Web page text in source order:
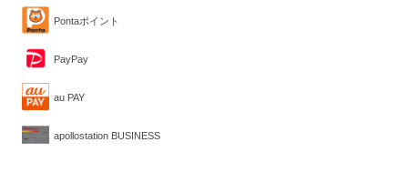
Pontaポイント
PayPay
au PAY
apollostation BUSINESS